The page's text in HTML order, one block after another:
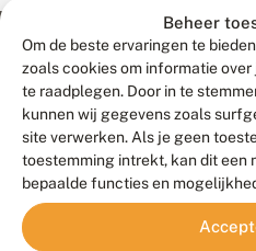
Beheer
Om de beste ervaringen te
zoals cookies om informatie
te raadplegen. Door in te
kunnen wij gegevens zoals
site verwerken. Als je geen
toestemming intrekt, kan dit een
bepaalde functies en
Contact
Veelgestelde vragen
Meld waarnemingen
© 2026
Duurzaam ontwikkeld door
Blue Field